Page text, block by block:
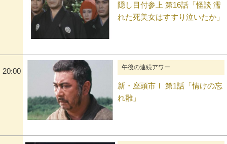
隠し目付参上 第16話「怪談 濡
れた死美女はすすり泣いたか」
20:00 午後の連続アワー
新・座頭市Ⅰ 第1話「情けの忘
れ雛」